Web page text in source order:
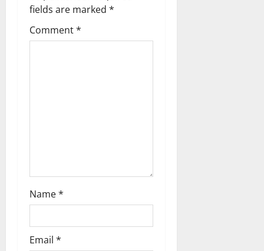
fields are marked *
Comment*
Name*
Email *